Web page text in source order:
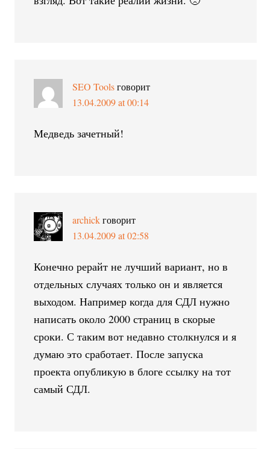
SEO Tools говорит
13.04.2009 at 00:14
Медведь зачетный!
archick говорит
13.04.2009 at 02:58
Конечно рерайт не лучший вариант, но в
отдельных случаях только он и является
выходом. Например когда для СДЛ нужно
написать около 2000 страниц в скорые
сроки. С таким вот недавно столкнулся и я
думаю это сработает. После запуска
проекта опубликую в блоге ссылку на тот
самый СДЛ.